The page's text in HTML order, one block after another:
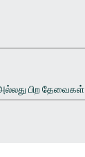
பிற தேவைகள்